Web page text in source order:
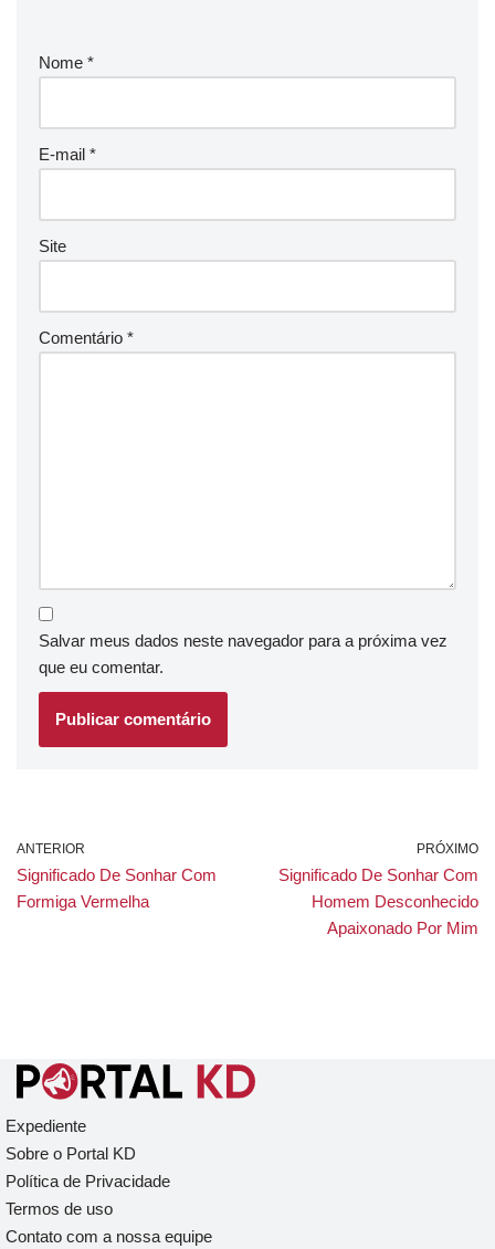
Nome *
E-mail *
Site
Comentário *
Salvar meus dados neste navegador para a próxima vez
que eu comentar.
ANTERIOR
Significado De Sonhar Com
Formiga Vermelha
PRÓXIMO
Significado De Sonhar Com
Homem Desconhecido
Apaixonado Por Mim
Expediente
Sobre o Portal KD
Política de Privacidade
Termos de uso
Contato com a nossa equipe